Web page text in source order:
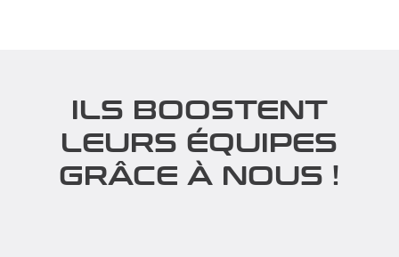
ILS BOOSTENT
LEURS ÉQUIPES
GRÂCE À NOUS !